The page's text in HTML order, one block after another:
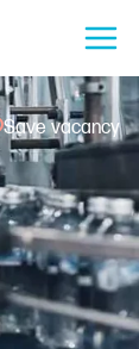
Save vacancy